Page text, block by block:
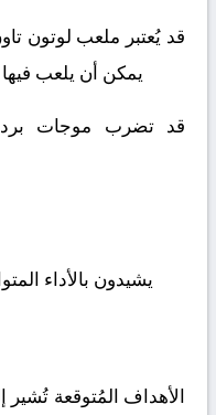
قد يُعتبر ملعب لوتون
يمكن أن يلعب
قد تضرب موجات برد
يشيدون بالأداء
الأهداف المُتوقعة تُشير